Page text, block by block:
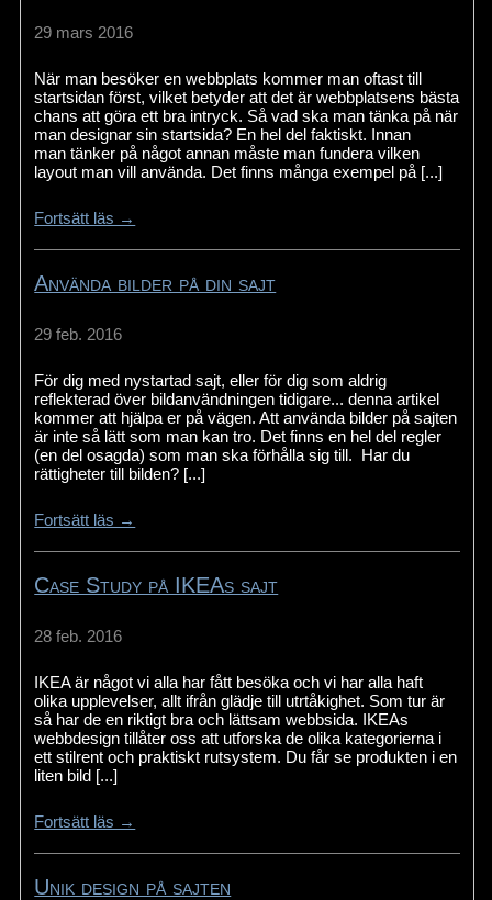
29 mars 2016
När man besöker en webbplats kommer man oftast till
startsidan först, vilket betyder att det är webbplatsens bästa
chans att göra ett bra intryck. Så vad ska man tänka på när
man designar sin startsida? En hel del faktiskt. Innan
man tänker på något annan måste man fundera vilken
layout man vill använda. Det finns många exempel på [...]
Fortsätt läs →
Använda bilder på din sajt
29 feb. 2016
För dig med nystartad sajt, eller för dig som aldrig
reflekterad över bildanvändningen tidigare... denna artikel
kommer att hjälpa er på vägen. Att använda bilder på sajten
är inte så lätt som man kan tro. Det finns en hel del regler
(en del osagda) som man ska förhålla sig till. Har du
rättigheter till bilden? [...]
Fortsätt läs →
Case Study på IKEAs sajt
28 feb. 2016
IKEA är något vi alla har fått besöka och vi har alla haft
olika upplevelser, allt ifrån glädje till utrtåkighet. Som tur är
så har de en riktigt bra och lättsam webbsida. IKEAs
webbdesign tillåter oss att utforska de olika kategorierna i
ett stilrent och praktiskt rutsystem. Du får se produkten i en
liten bild [...]
Fortsätt läs →
Unik design på sajten